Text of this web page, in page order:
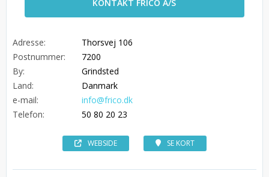
KONTAKT FRICO A/S
Adresse:
Thorsvej 106
Postnummer:
7200
By:
Grindsted
Land:
Danmark
e-mail:
info@frico.dk
Telefon:
50 80 20 23
WEBSIDE SE KORT